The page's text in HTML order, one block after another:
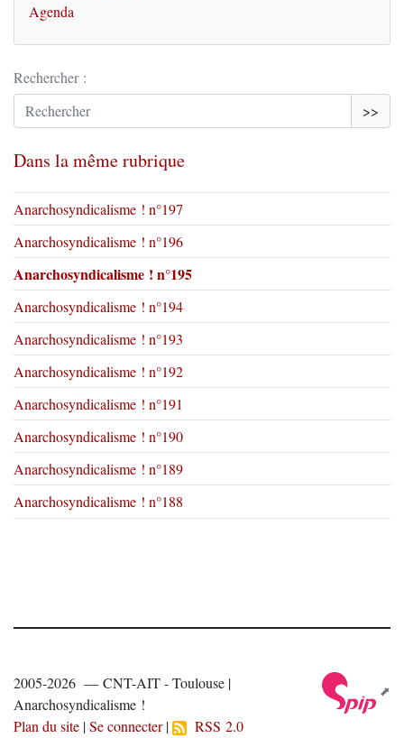
Agenda
Rechercher :
>>
Dans la même rubrique
Anarchosyndicalisme ! n°197
Anarchosyndicalisme ! n°196
Anarchosyndicalisme ! n°195
Anarchosyndicalisme ! n°194
Anarchosyndicalisme ! n°193
Anarchosyndicalisme ! n°192
Anarchosyndicalisme ! n°191
Anarchosyndicalisme ! n°190
Anarchosyndicalisme ! n°189
Anarchosyndicalisme ! n°188
2005-2026 — CNT-AIT - Toulouse |
Anarchosyndicalisme !
Plan du site |Se connecter| RSS 2.0